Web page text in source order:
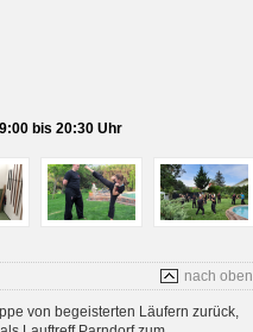
bis 20:30 Uhr
nach oben
von begeisterten Läufern zurück,